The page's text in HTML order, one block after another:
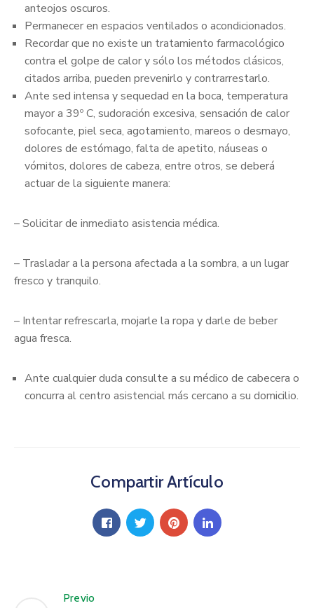
anteojos oscuros.
Permanecer en espacios ventilados o acondicionados.
Recordar que no existe un tratamiento farmacológico
contra el golpe de calor y sólo los métodos clásicos,
citados arriba, pueden prevenirlo y contrarrestarlo.
Ante sed intensa y sequedad en la boca, temperatura
mayor a 39º C, sudoración excesiva, sensación de calor
sofocante, piel seca, agotamiento, mareos o desmayo,
dolores de estómago, falta de apetito, náuseas o
vómitos, dolores de cabeza, entre otros, se deberá
actuar de la siguiente manera:
– Solicitar de inmediato asistencia médica.
– Trasladar a la persona afectada a la sombra, a un lugar
fresco y tranquilo.
– Intentar refrescarla, mojarle la ropa y darle de beber
agua fresca.
Ante cualquier duda consulte a su médico de cabecera o
concurra al centro asistencial más cercano a su domicilio.
Compartir Artículo
Previo